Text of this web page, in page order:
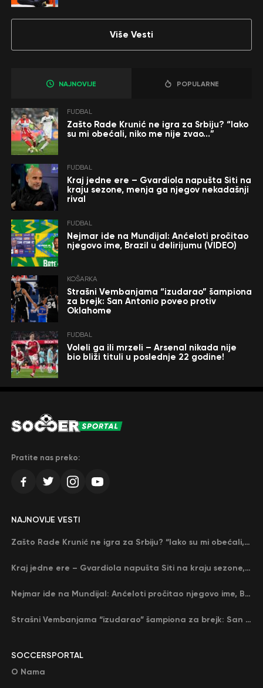
Više Vesti
NAJNOVIJE POPULARNE
FUDBAL
Zašto Rade Krunić ne igra za Srbiju? “Iako
su mi obećali, niko me nije zvao…”
FUDBAL
Kraj jedne ere – Gvardiola napušta Siti na
kraju sezone, menja ga njegov nekadašnji
rival
FUDBAL
Nejmar ide na Mundijal: Anćeloti pročitao
njegovo ime, Brazil u delirijumu (VIDEO)
KOŠARKA
Strašni Vembanjama “izudarao” šampiona
za brejk: San Antonio poveo protiv
Oklahome
FUDBAL
Voleli ga ili mrzeli – Arsenal nikada nije
bio bliži tituli u poslednje 22 godine!
Pratite nas preko:
SOCCERSPORTAL
O Nama
NAJNOVIJE VESTI
Zašto Rade Krunić ne igra za Srbiju? “Iako su mi obećali, niko me nije zvao…”
Kraj jedne ere – Gvardiola napušta Siti na kraju sezone, menja ga njegov nekadašnji rival
Nejmar ide na Mundijal: Anćeloti pročitao njegovo ime, Brazil u delirijumu (VIDEO)
Strašni Vembanjama “izudarao” šampiona za brejk: San Antonio poveo protiv Oklahome